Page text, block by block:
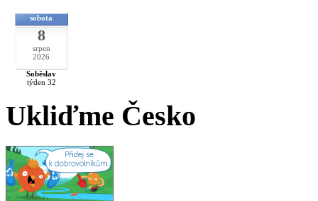
sobota
8
srpen
2026
Soběslav
týden 32
Ukliďme Česko